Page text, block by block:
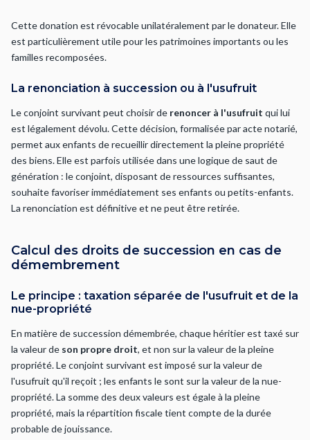
Cette donation est révocable unilatéralement par le donateur. Elle
est particulièrement utile pour les patrimoines importants ou les
familles recomposées.
La renonciation à succession ou à l'usufruit
Le conjoint survivant peut choisir de renoncer à l'usufruit qui lui
est légalement dévolu. Cette décision, formalisée par acte notarié,
permet aux enfants de recueillir directement la pleine propriété
des biens. Elle est parfois utilisée dans une logique de saut de
génération : le conjoint, disposant de ressources suffisantes,
souhaite favoriser immédiatement ses enfants ou petits-enfants.
La renonciation est définitive et ne peut être retirée.
Calcul des droits de succession en cas de
démembrement
Le principe : taxation séparée de l'usufruit et de la
nue-propriété
En matière de succession démembrée, chaque héritier est taxé sur
la valeur de son propre droit, et non sur la valeur de la pleine
propriété. Le conjoint survivant est imposé sur la valeur de
l'usufruit qu'il reçoit ; les enfants le sont sur la valeur de la nue-
propriété. La somme des deux valeurs est égale à la pleine
propriété, mais la répartition fiscale tient compte de la durée
probable de jouissance.